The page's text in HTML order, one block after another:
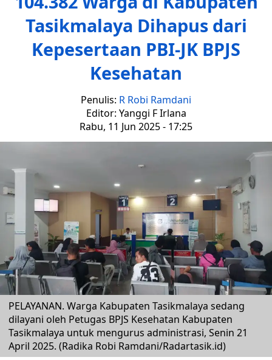
Tasikmalaya Dihapus dari
Kepesertaan PBI-JK BPJS
Kesehatan
Penulis: R Robi Ramdani
Editor: Yanggi F Irlana
Rabu, 11 Jun 2025 - 17:25
PELAYANAN. Warga Kabupaten Tasikmalaya sedang
dilayani oleh Petugas BPJS Kesehatan Kabupaten
Tasikmalaya untuk mengurus administrasi, Senin 21
April 2025. (Radika Robi Ramdani/Radartasik.id)